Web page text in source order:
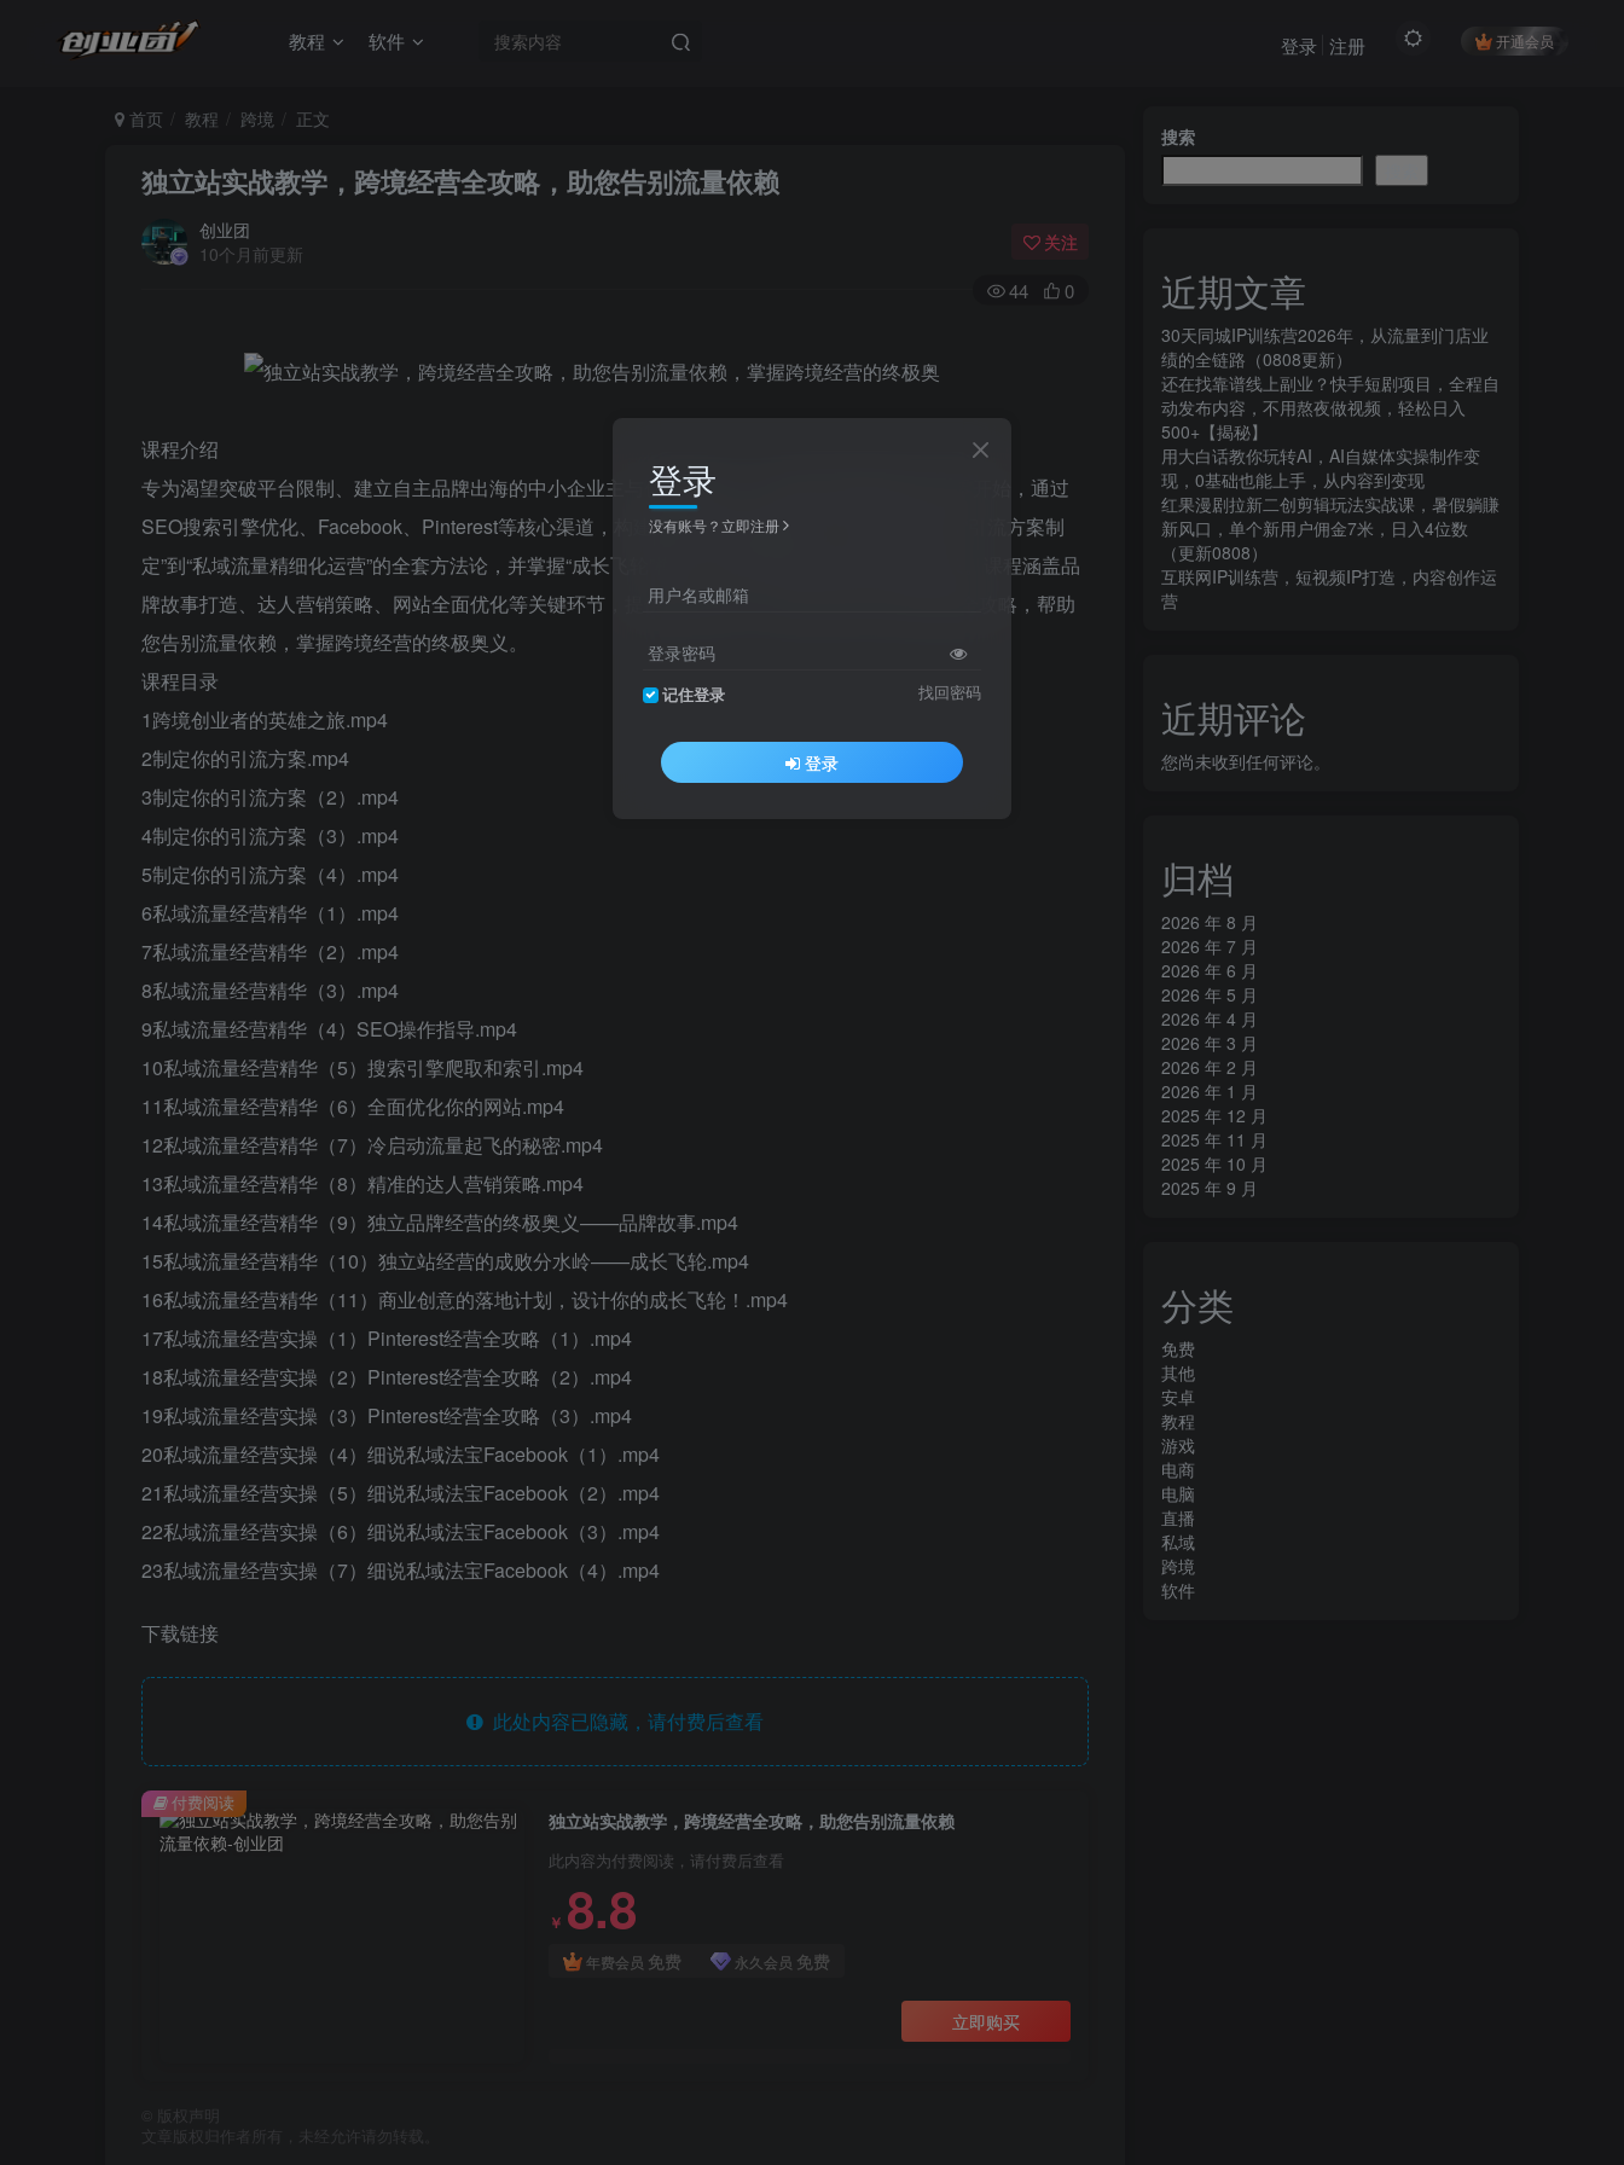
教程 软件 开通会员
登录 注册
首页 教程 跨境 正文
独立站实战教学，跨境经营全攻略，助您告别流量依赖
创业团
10个月前更新
关注
44 0
课程介绍
专为渴望突破平台限制、建立自主品牌出海的中小企业主与创业者设计。本课程深度解析如何从零开始，通过
SEO搜索引擎优化、Facebook、Pinterest​等核心渠道，构建高效的私域流量体系。您将学习到从“引流方案制
定”到“私域流量精细化运营”的全套方法论，并掌握“成长飞轮”模型，最终实现独立站的可持续增长。课程涵盖品
牌故事打造、达人营销策略、网站全面优化等关键环节，提供Pinterest、Facebook等平台的实操全攻略，帮助
您告别流量依赖，掌握跨境经营的终极奥义。
课程目录
1跨境创业者的英雄之旅.mp4
2制定你的引流方案.mp4
3制定你的引流方案（2）.mp4
4制定你的引流方案（3）.mp4
5制定你的引流方案（4）.mp4
6私域流量经营精华（1）.mp4
7私域流量经营精华（2）.mp4
8私域流量经营精华（3）.mp4
9私域流量经营精华（4）SEO操作指导.mp4
10私域流量经营精华（5）搜索引擎爬取和索引.mp4
11私域流量经营精华（6）全面优化你的网站.mp4
12私域流量经营精华（7）冷启动流量起飞的秘密.mp4
13私域流量经营精华（8）精准的达人营销策略.mp4
14私域流量经营精华（9）独立品牌经营的终极奥义——品牌故事.mp4
15私域流量经营精华（10）独立站经营的成败分水岭——成长飞轮.mp4
16私域流量经营精华（11）商业创意的落地计划，设计你的成长飞轮！.mp4
17私域流量经营实操（1）Pinterest经营全攻略（1）.mp4
18私域流量经营实操（2）Pinterest经营全攻略（2）.mp4
19私域流量经营实操（3）Pinterest经营全攻略（3）.mp4
20私域流量经营实操（4）细说私域法宝Facebook（1）.mp4
21私域流量经营实操（5）细说私域法宝Facebook（2）.mp4
22私域流量经营实操（6）细说私域法宝Facebook（3）.mp4
23私域流量经营实操（7）细说私域法宝Facebook（4）.mp4
下载链接
此处内容已隐藏，请付费后查看
独立站实战教学，跨境经营全攻略，助您告别流量依赖
此内容为付费阅读，请付费后查看
￥ 8.8
年费会员 免费 永久会员 免费
立即购买
付费阅读
版权声明
文章版权归作者所有，未经允许请勿转载。
搜索
近期文章
30天同城IP训练营2026年，从流量到门店业
绩的全链路（0808更新）
还在找靠谱线上副业？快手短剧项目，全程自
动发布内容，不用熬夜做视频，轻松日入
500+【揭秘】
用大白话教你玩转AI，AI自媒体实操制作变
现，0基础也能上手，从内容到变现
红果漫剧拉新二创剪辑玩法实战课，暑假躺賺
新风口，单个新用户佣金7米，日入4位数
（更新0808）
互联网IP训练营，短视频IP打造，内容创作运
营
近期评论
您尚未收到任何评论。
归档
2026 年 8 月
2026 年 7 月
2026 年 6 月
2026 年 5 月
2026 年 4 月
2026 年 3 月
2026 年 2 月
2026 年 1 月
2025 年 12 月
2025 年 11 月
2025 年 10 月
2025 年 9 月
分类
免费
其他
安卓
教程
游戏
电商
电脑
直播
私域
跨境
软件
登录
没有账号？立即注册
用户名或邮箱
登录密码
记住登录 找回密码
登录